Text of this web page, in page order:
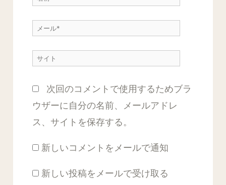
メ
ル
サ
ト
次回のコメントで使用するためブラ
ウザーに自分の名前、メールアドレ
ス、サイトを保存する。
新しいコメントをメールで通知
新しい投稿をメールで受け取る